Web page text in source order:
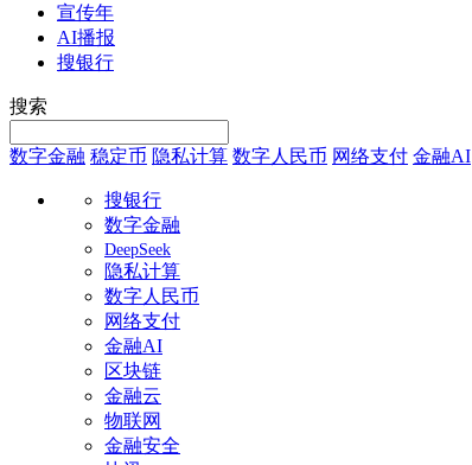
宣传年
AI播报
搜银行
搜索
数字金融 稳定币 隐私计算 数字人民币 网络支付 金融AI
搜银行
数字金融
DeepSeek
隐私计算
数字人民币
网络支付
金融AI
区块链
金融云
物联网
金融安全